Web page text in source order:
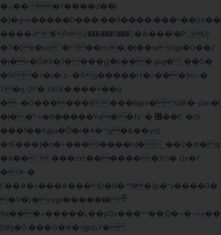
�؋���?����d��|
�]�g>x�����D���;��9����:���^��(rx��
����ޡ�Pn<2���i���0���𩆿�Jh���l�P_}U}
�7�[e�so`���m.�,�|��w!(0@�Q��/
�i�>�Ó#0�3����ୱ�b���.@g� ,��G�
�1V�>�J�,z~�4g�����rf�>���]m~�
T�q Qf'�`HGX�;���+��q
�~�O������8���B@t� %BF�-yJm�!
�|��" =�8�����Ya��fz`� ޶��E`�0}
���1��6@a�Ȍ�r�4�^'g�&��yr}|
�tE���]�n�+���I����h{�_̣��2�#� q
�A��``���zx!:������,�XG� Qx�?
�r#-�
C��#�c���#���D�N�^"N�3p�"v����0�
�V�}�ey@�����߾?��
9q���ޣ�����L��pQx���^^��;Q�~�~=y��
$9hj�D:���IS�#�<@ԃY�